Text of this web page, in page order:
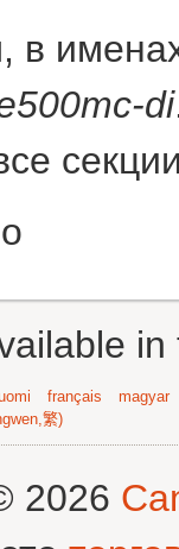
в
di
français
magyar
繁)
2026